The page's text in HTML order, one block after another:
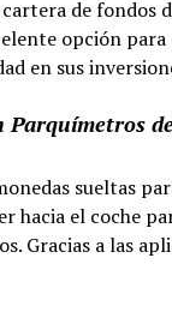
de fondos
opción para
en sus
Parquímetros
sueltas
hacia el coche
Gracias a las